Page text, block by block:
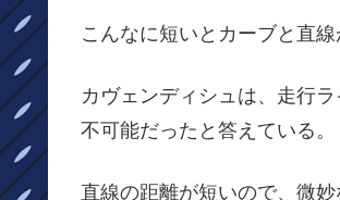
こんなに短いとカーブと直
カヴェンディシュは、走行
不可能だったと答えている。
直線の距離が短いので、微